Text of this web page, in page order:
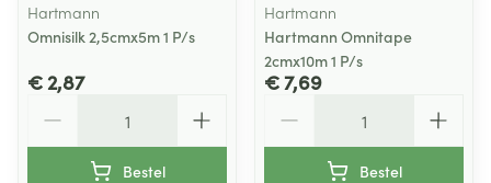
Hartmann
Omnisilk 2,5cmx5m 1 P/s
€ 2,87
Bestel
Hartmann
Hartmann Omnitape
2cmx10m 1 P/s
€ 7,69
Bestel